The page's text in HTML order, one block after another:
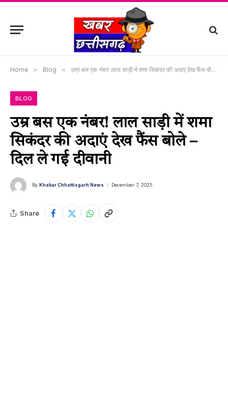
Home » Blog » उम्र बस एक नंबर! लाल साड़ी में शमा सिकंदर की अदाएं देख फैंस बोले – दिल ले गई दीवानी
BLOG
उम्र बस एक नंबर! लाल साड़ी में शमा
सिकंदर की अदाएं देख फैंस बोले –
दिल ले गई दीवानी
By Khabar Chhattisgarh News December 7, 2025
Share